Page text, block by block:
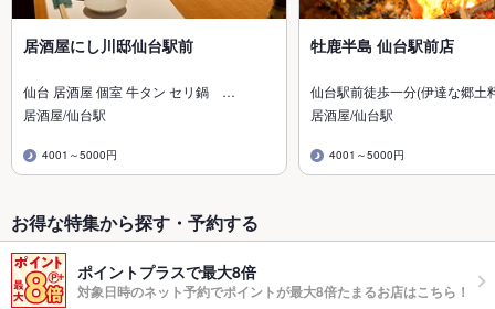
居酒屋にし川邸仙台駅前
仙台 居酒屋 個室 牛タン セリ鍋 …
居酒屋/仙台駅
4001～5000円
牡鹿半島 仙台駅前店
仙台駅前徒歩一分(伊達な郷
居酒屋/仙台駅
4001～5000円
お得な特集から探す・予約する
ポイントプラスで最大8倍
対象日時のネット予約でポイントが最大8倍たまるお店はこちら！